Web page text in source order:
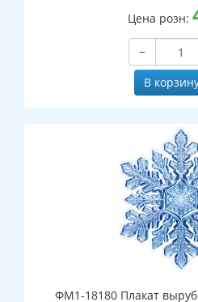
Цена розн:
−
В
ФМ1-18180 Плакат